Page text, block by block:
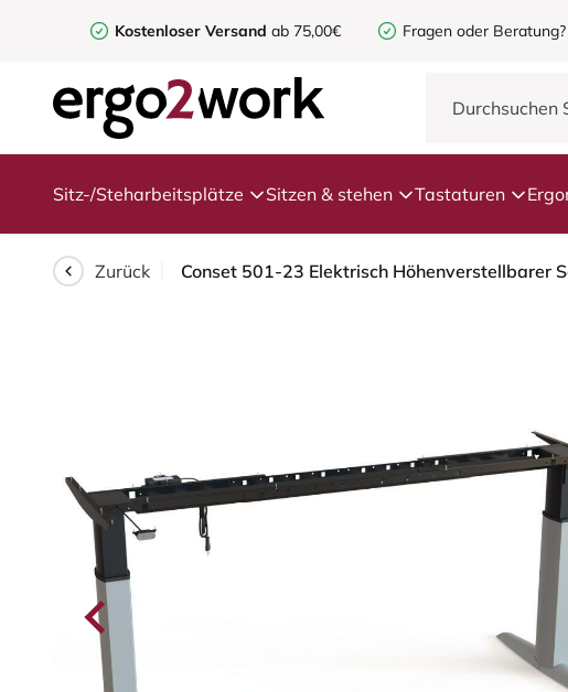
Kostenloser Versand ab 75,00€ Fragen oder Beratung?
Sitz-/Steharbeitsplätze Sitzen & stehen Tastaturen
Zurück Conset 501-23 Elektrisch Höhenverstellbarer